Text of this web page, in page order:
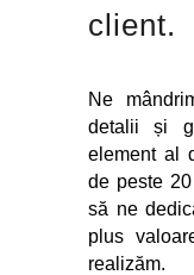
client.
Ne
detalii și
element al
de peste
să ne
plus
realizăm.